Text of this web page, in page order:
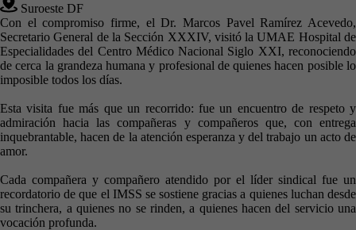
Suroeste DF
Con el compromiso firme, el Dr. Marcos Pavel Ramírez Acevedo,
Secretario General de la Sección XXXIV, visitó la UMAE Hospital de
Especialidades del Centro Médico Nacional Siglo XXI, reconociendo
de cerca la grandeza humana y profesional de quienes hacen posible lo
imposible todos los días.
Esta visita fue más que un recorrido: fue un encuentro de respeto y
admiración hacia las compañeras y compañeros que, con entrega
inquebrantable, hacen de la atención esperanza y del trabajo un acto de
amor.
Cada compañera y compañero atendido por el líder sindical fue un
recordatorio de que el IMSS se sostiene gracias a quienes luchan desde
su trinchera, a quienes no se rinden, a quienes hacen del servicio una
vocación profunda.